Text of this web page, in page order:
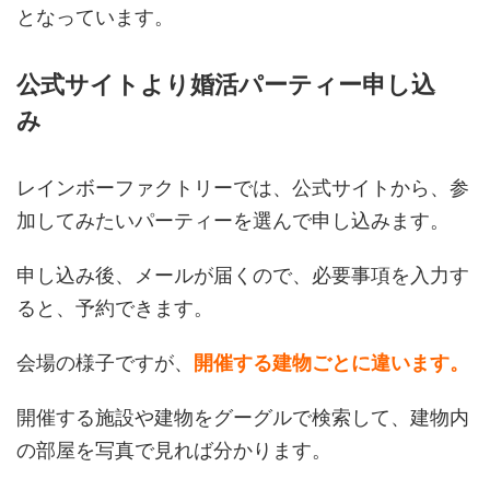
となっています。
公式サイトより婚活パーティー申し込
み
レインボーファクトリーでは、公式サイトから、参
加してみたいパーティーを選んで申し込みます。
申し込み後、メールが届くので、必要事項を入力す
ると、予約できます。
会場の様子ですが、 開催する建物ごとに違います。
開催する施設や建物をグーグルで検索して、建物内
の部屋を写真で見れば分かります。